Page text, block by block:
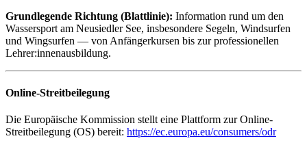
Grundlegende Richtung (Blattlinie): Information rund um den
Wassersport am Neusiedler See, insbesondere Segeln, Windsurfen
und Wingsurfen — von Anfängerkursen bis zur professionellen
Lehrer:innenausbildung.
Online-Streitbeilegung
Die Europäische Kommission stellt eine Plattform zur Online-
Streitbeilegung (OS) bereit: https://ec.europa.eu/consumers/odr